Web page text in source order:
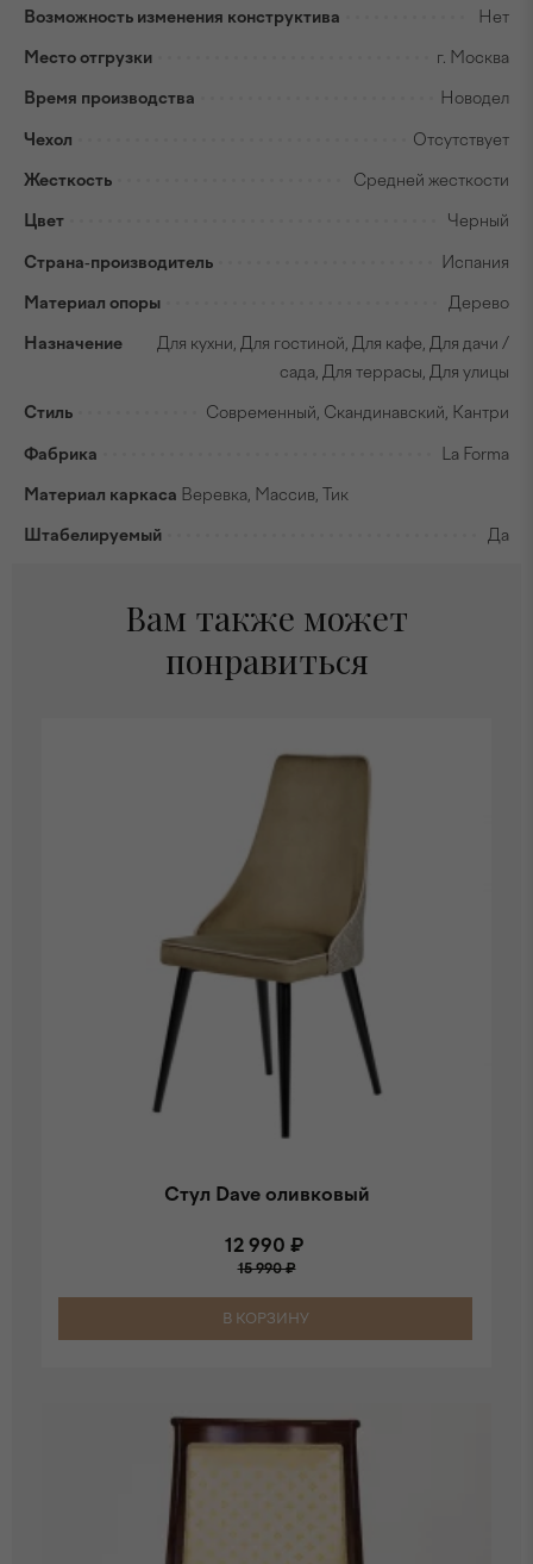
Возможность изменения конструктива Нет
Место отгрузки г. Москва
Время производства Новодел
Чехол Отсутствует
Жесткость Средней жесткости
Цвет Черный
Страна-производитель Испания
Материал опоры Дерево
Назначение
Для кухни, Для гостиной, Для кафе, Для дачи /
сада, Для террасы, Для улицы
Стиль Современный, Скандинавский, Кантри
Фабрика La Forma
Материал каркаса Веревка, Массив, Тик
Штабелируемый Да
Вам также может
понравиться
Стул Dave оливковый
12 990 ₽
15 990 ₽
В КОРЗИНУ